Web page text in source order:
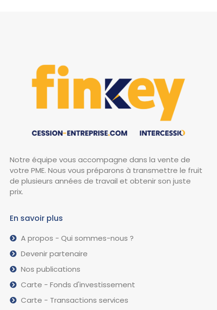
Notre équipe vous accompagne dans la vente de
votre PME. Nous vous préparons à transmettre le fruit
de plusieurs années de travail et obtenir son juste
prix.
En savoir plus
A propos - Qui sommes-nous ?
Devenir partenaire
Nos publications
Carte - Fonds d'investissement
Carte - Transactions services